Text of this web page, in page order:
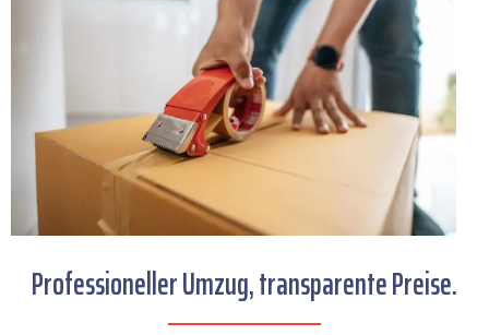
Professioneller Umzug, transparente Preise.